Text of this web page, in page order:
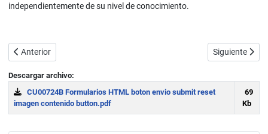
independientemente de su nivel de conocimiento.
Artículo anterior: checkbox y radio en form HTML. select, option y
Anterior Artículo
Siguiente
Descargar archivo:
CU00724B Formularios HTML boton envio submit reset
imagen contenido button.pdf
69
Kb